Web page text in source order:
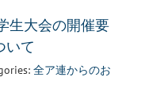
生大会の開催要
いて
全ア連からのお